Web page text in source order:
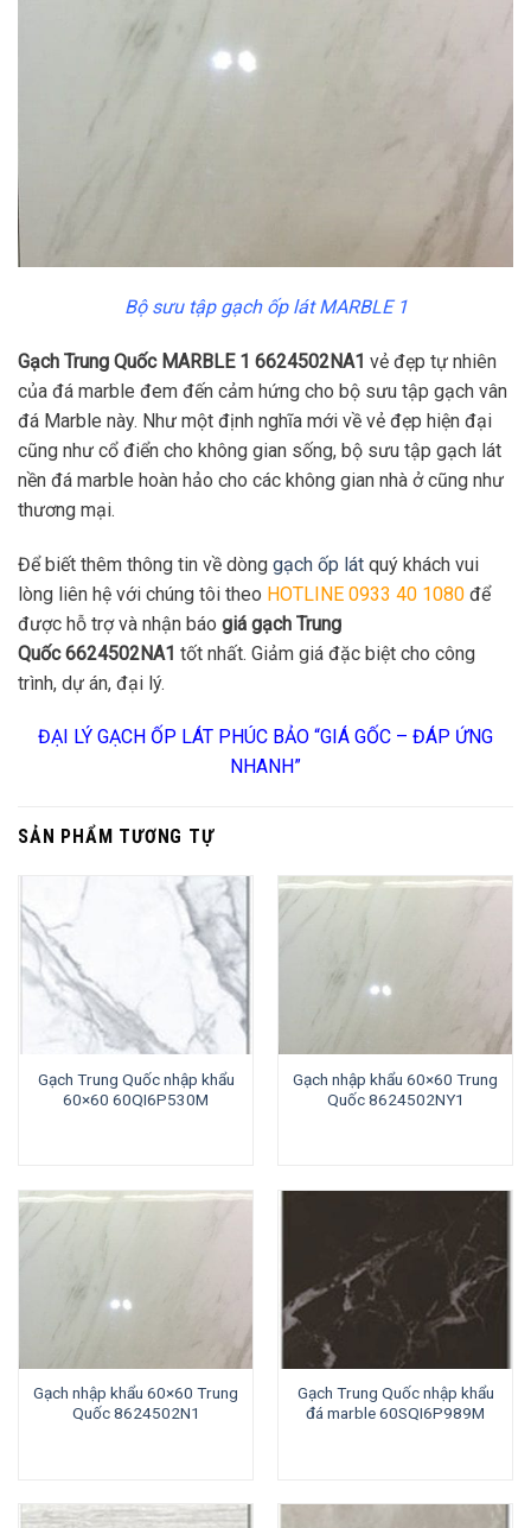
Bộ sưu tập gạch ốp lát MARBLE 1
Gạch Trung Quốc MARBLE 1 6624502NA1 vẻ đẹp tự nhiên
của đá marble đem đến cảm hứng cho bộ sưu tập gạch vân
đá Marble này. Như một định nghĩa mới về vẻ đẹp hiện đại
cũng như cổ điển cho không gian sống, bộ sưu tập gạch lát
nền đá marble hoàn hảo cho các không gian nhà ở cũng như
thương mại.
Để biết thêm thông tin về dòng gạch ốp lát quý khách vui
lòng liên hệ với chúng tôi theo HOTLINE 0933 40 1080 để
được hỗ trợ và nhận báo giá gạch Trung
Quốc 6624502NA1 tốt nhất. Giảm giá đặc biệt cho công
trình, dự án, đại lý.
ĐẠI LÝ GẠCH ỐP LÁT PHÚC BẢO “GIÁ GỐC – ĐÁP ỨNG
NHANH”
SẢN PHẨM TƯƠNG TỰ
Gạch Trung Quốc nhập khẩu
60×60 60QI6P530M
Gạch nhập khẩu 60×60 Trung
Quốc 8624502NY1
Gạch nhập khẩu 60×60 Trung
Quốc 8624502N1
Gạch Trung Quốc nhập khẩu
đá marble 60SQI6P989M